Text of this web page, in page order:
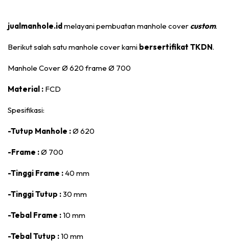
jualmanhole.idmelayani pembuatan manhole cover custom.
Berikut salah satu manhole cover kami bersertifikat TKDN.
Manhole Cover Ø 620 frame Ø 700
Material : FCD
Spesifikasi:
-Tutup Manhole :Ø 620
-Frame :Ø 700
-Tinggi Frame :40 mm
-Tinggi Tutup :30 mm
-Tebal Frame :10 mm
-Tebal Tutup :10 mm